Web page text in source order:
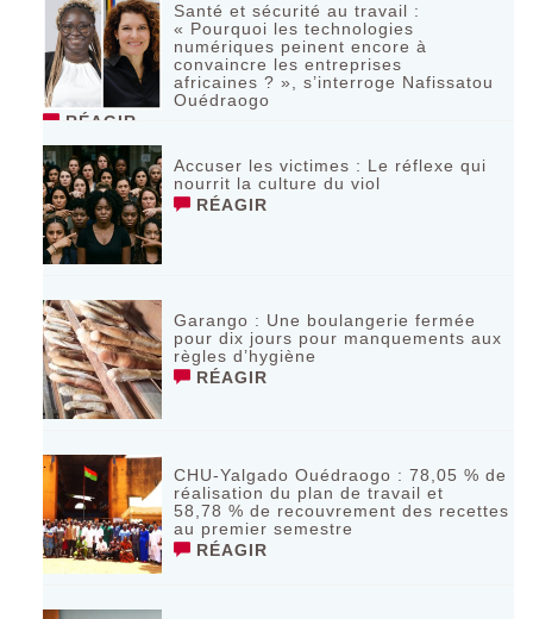
Santé et sécurité au travail :
« Pourquoi les technologies
numériques peinent encore à
convaincre les entreprises
africaines ? », s’interroge Nafissatou
Ouédraogo
RÉAGIR
Accuser les victimes : Le réflexe qui
nourrit la culture du viol
RÉAGIR
Garango : Une boulangerie fermée
pour dix jours pour manquements aux
règles d’hygiène
RÉAGIR
CHU-Yalgado Ouédraogo : 78,05 % de
réalisation du plan de travail et
58,78 % de recouvrement des recettes
au premier semestre
RÉAGIR